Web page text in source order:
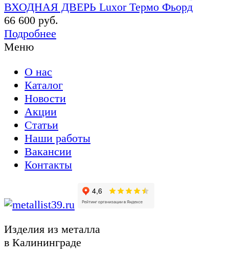
ВХОДНАЯ ДВЕРЬ Luxor Термо Фьорд
66 600 руб.
Подробнее
Меню
О нас
Каталог
Новости
Акции
Статьи
Наши работы
Вакансии
Контакты
Изделия из металла
в Калининграде